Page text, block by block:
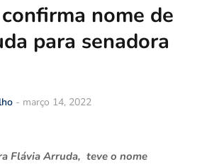
nome de
para senadora
- março 14, 2022
Flávia Arruda, teve o nome